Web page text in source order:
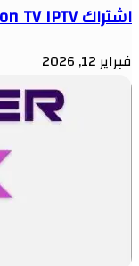
اشتراك Lion TV IPTV
فبراير 12, 2026